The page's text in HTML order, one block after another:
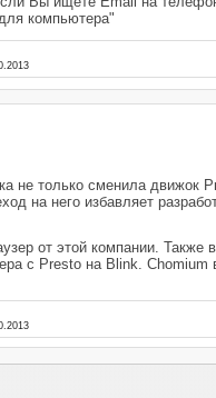
компьютера"
не только сменила движок
на него избавляет
от этой компании. Также
с Presto на Blink. Chomium